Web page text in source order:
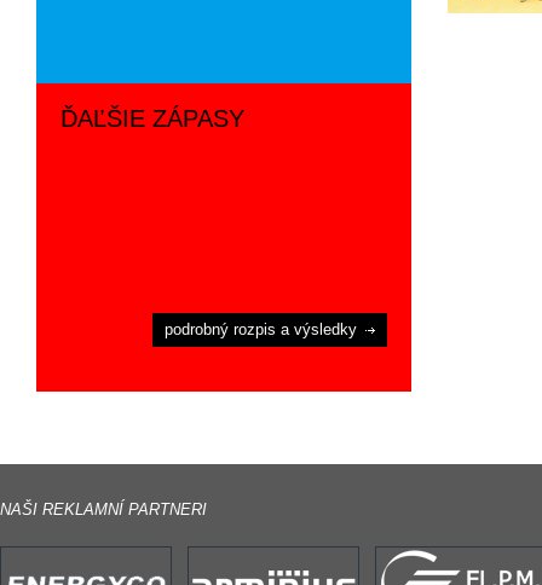
ĎAĽŠIE ZÁPASY
podrobný rozpis a výsledky
NAŠI REKLAMNÍ PARTNERI